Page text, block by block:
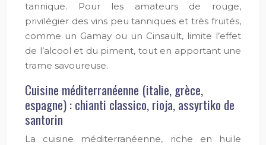
tannique. Pour les amateurs de rouge,
privilégier des vins peu tanniques et très fruités,
comme un Gamay ou un Cinsault, limite l’effet
de l’alcool et du piment, tout en apportant une
trame savoureuse.
Cuisine méditerranéenne (italie, grèce,
espagne) : chianti classico, rioja, assyrtiko de
santorin
La cuisine méditerranéenne, riche en huile